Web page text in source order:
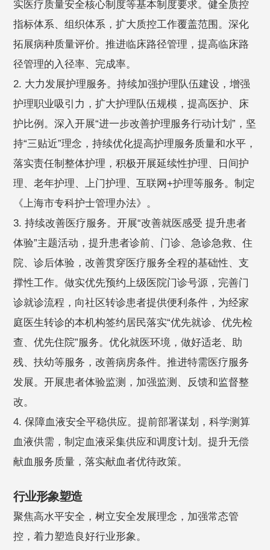
实医疗质量安全核心制度等基本制度要求。健全质控
指标体系、组织体系，扩大质控工作覆盖范围。深化
拓展病种质量评价。推进临床路径管理，提高临床路
径管理的入径率、完成率。
2. 大力发展护理服务。持续加强护理队伍建设，增强
护理职业吸引力，扩大护理队伍规模，提高医护、床
护比例。深入开展“进一步改善护理服务行动计划”，坚
持“三贴近”理念，持续优化提高护理服务质量和水平，
落实责任制整体护理，积极开展延续性护理、日间护
理、老年护理、上门护理、互联网+护理等服务。制定
《上海市专科护士管理办法》。
3. 持续改善医疗服务。开展“改善就医感受 提升患者
体验”主题活动，提升患者诊前、门诊、急诊急救、住
院、诊后体验，改善贯穿医疗服务全程的基础性、支
撑性工作。做实优先预约上级医院门诊号源，完善门
诊就诊流程，向社区转诊患者提供便利条件，为经家
庭医生转诊的本机构签约居民落实“优先就诊、优先检
查、优先住院”服务。优化就医环境，做好适老、助
残、扶幼等服务，改善病房条件。推进特需医疗服务
发展。开展患者体验监测，加强监测、反馈和监督整
改。
4. 保障血液安全平稳供应。提前部署谋划，科学测算
血液供需，制定血液采集供应和调度计划。提升无偿
献血服务质量，落实献血者优待政策。
行业形象塑造
聚焦高水平安全，树立安全发展理念，加强常态管
控，着力塑造良好行业形象。